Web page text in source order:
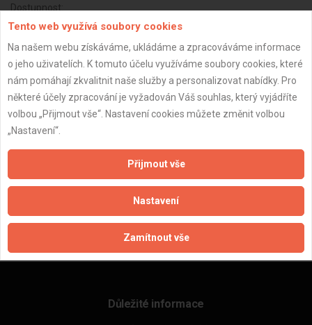
Dostupnost:
Důležité informace
Tento web využívá soubory cookies
Na našem webu získáváme, ukládáme a zpracováváme informace
o jeho uživatelích. K tomuto účelu využíváme soubory cookies, které
nám pomáhají zkvalitnit naše služby a personalizovat nabídky. Pro
některé účely zpracování je vyžadován Váš souhlas, který vyjádříte
volbou „Přijmout vše“. Nastavení cookies můžete změnit volbou
„Nastavení“.
Přijmout vše
Nastavení
Zamítnout vše